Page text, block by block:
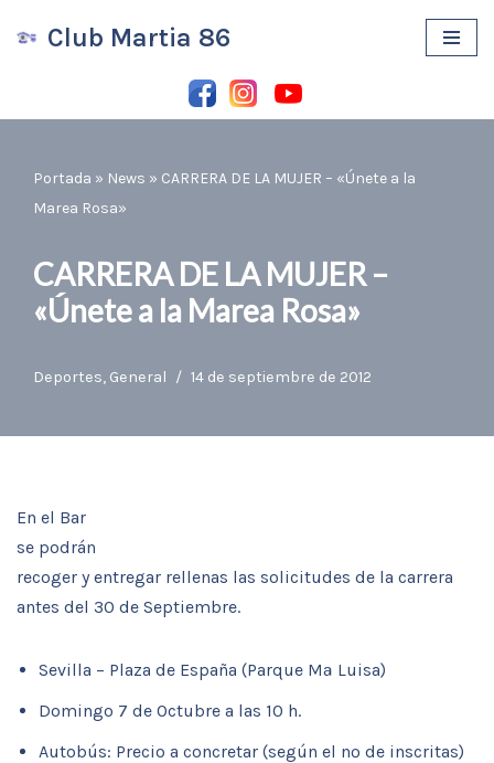
contenido
Club Martia 86
Portada » News » CARRERA DE LA MUJER – «Únete a la
Marea Rosa»
CARRERA DE LA MUJER –
«Únete a la Marea Rosa»
Deportes, General 14 de septiembre de 2012
En el Bar
se podrán
recoger y entregar rellenas las solicitudes de la carrera
antes del 30 de Septiembre.
Sevilla – Plaza de España (Parque Mª Luisa)
Domingo 7 de Octubre a las 10 h.
Autobús: Precio a concretar (según el nº de inscritas)